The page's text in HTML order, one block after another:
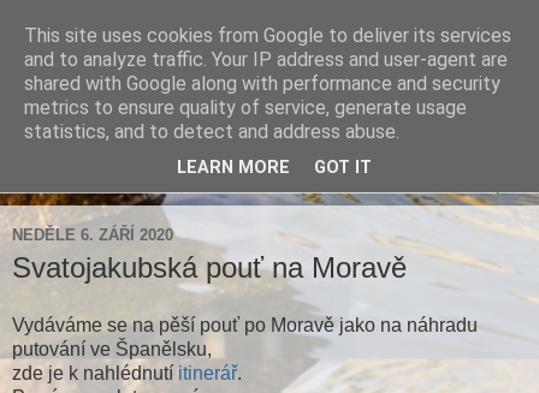
Farnost Brtnice
Aktuální informace pro farnosti Střížov a Brtnice
NEDĚLE 6. ZÁŘÍ 2020
Svatojakubská pouť na Moravě
Vydáváme se na pěší pouť po Moravě jako na náhradu
putování ve Španělsku,
zde je k nahlédnutí itinerář.
This site uses cookies from Google to deliver its services
and to analyze traffic. Your IP address and user-agent are
shared with Google along with performance and security
metrics to ensure quality of service, generate usage
statistics, and to detect and address abuse.
LEARN MORE GOT IT